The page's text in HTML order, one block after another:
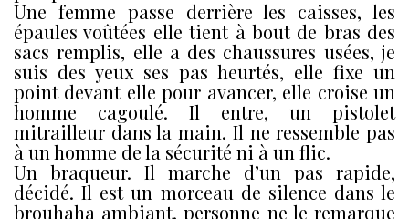
Une femme passe derrière les caisses, les
épaules voûtées elle tient à bout de bras des
sacs remplis, elle a des chaussures usées, je
suis des yeux ses pas heurtés, elle fixe un
point devant elle pour avancer, elle croise un
homme cagoulé. Il entre, un pistolet
mitrailleur dans la main. Il ne ressemble pas
à un homme de la sécurité ni à un flic.
Un braqueur. Il marche d’un pas rapide,
décidé. Il est un morceau de silence dans le
brouhaha ambiant, personne ne le remarque